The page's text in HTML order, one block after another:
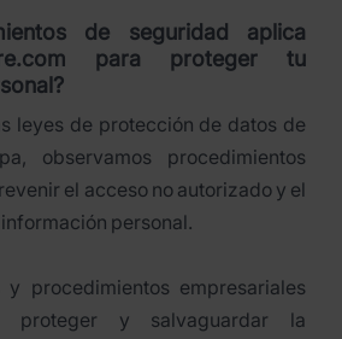
de seguridad aplica
para proteger tu
leyes de protección de datos de
observamos procedimientos
el acceso no autorizado y el
personal.
y procedimientos empresariales
proteger y salvaguardar la